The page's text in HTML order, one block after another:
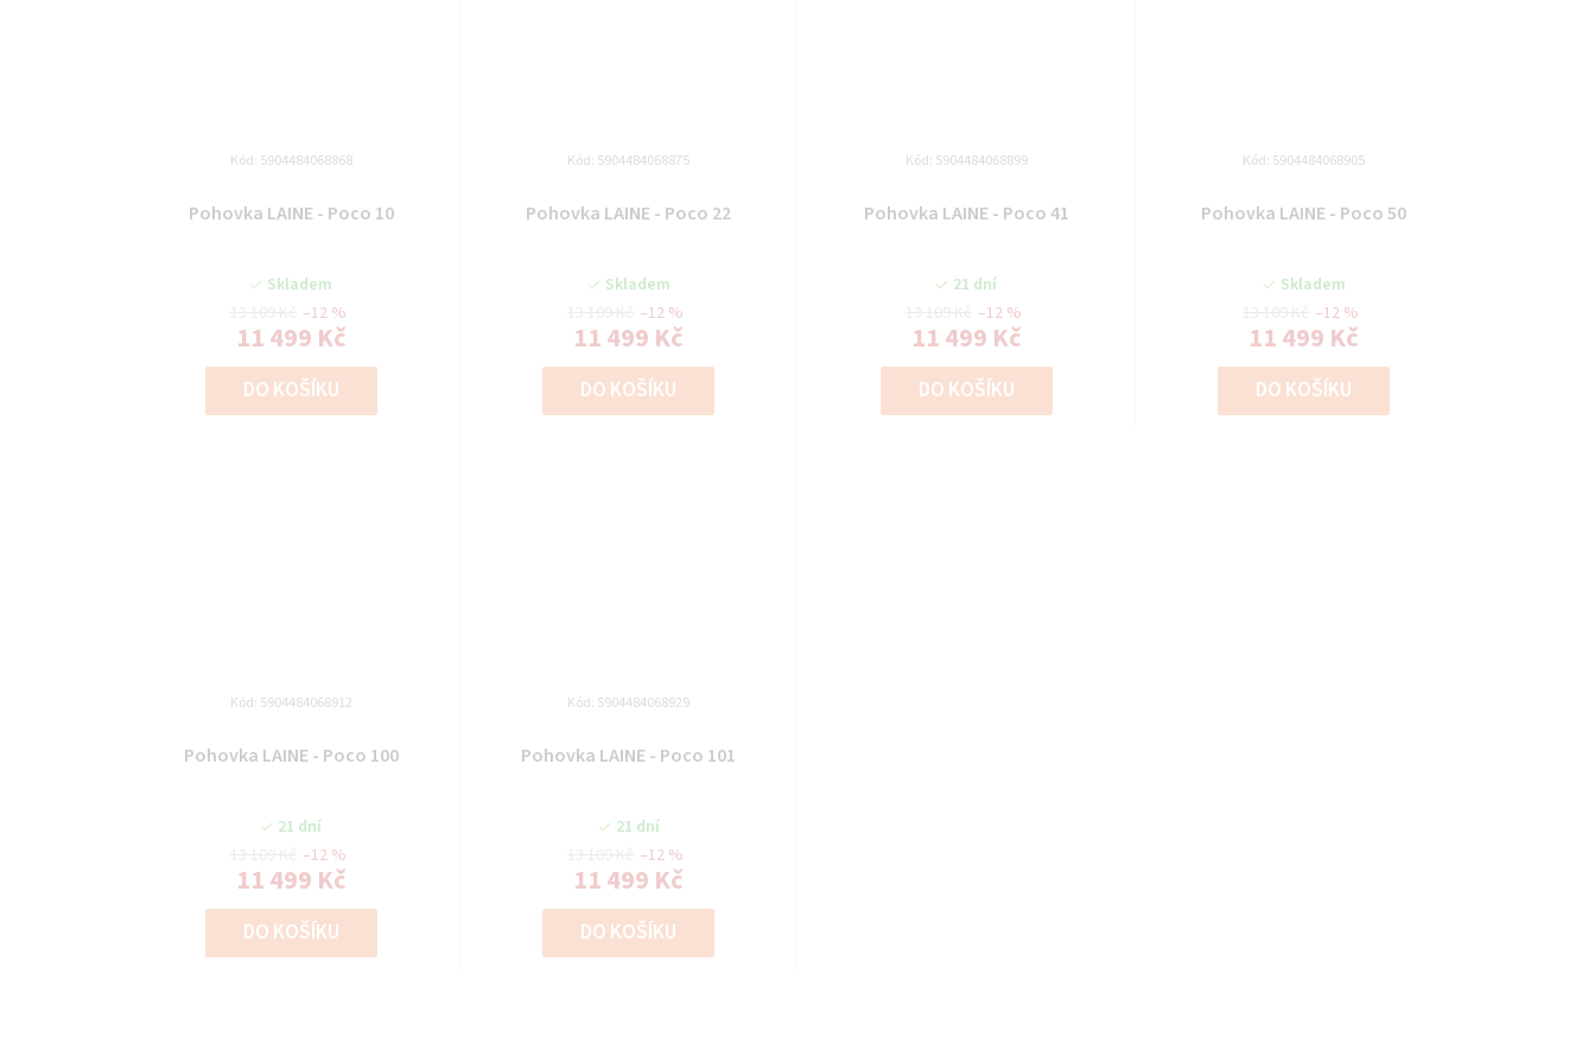
Pohovka LAINE - Poco 10
Skladem
11 499 Kč
–12 %
DO KOŠÍKU
Kód: 5904484068868
Pohovka LAINE - Poco 22
Skladem
11 499 Kč
–12 %
DO KOŠÍKU
Kód: 5904484068875
Pohovka LAINE - Poco 41
21 dní
11 499 Kč
–12 %
DO KOŠÍKU
Kód: 5904484068899
Pohovka LAINE - Poco 50
Skladem
11 499 Kč
–12 %
DO KOŠÍKU
Kód: 5904484068905
Pohovka LAINE - Poco 100
21 dní
11 499 Kč
–12 %
DO KOŠÍKU
Kód: 5904484068912
Pohovka LAINE - Poco 101
21 dní
11 499 Kč
–12 %
DO KOŠÍKU
Kód: 5904484068929